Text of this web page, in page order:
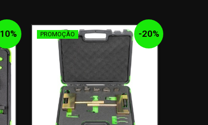
10% -20%
PROMOÇÃO